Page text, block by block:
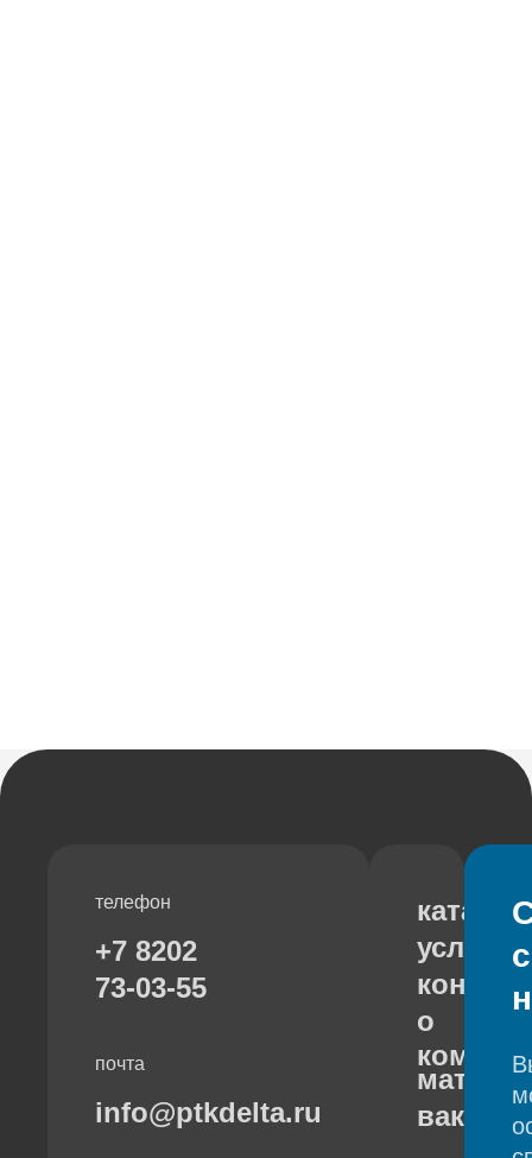
телефон
+7 8202
73-03-55
почта
info@ptkdelta.ru
каталог
услуги
о
с